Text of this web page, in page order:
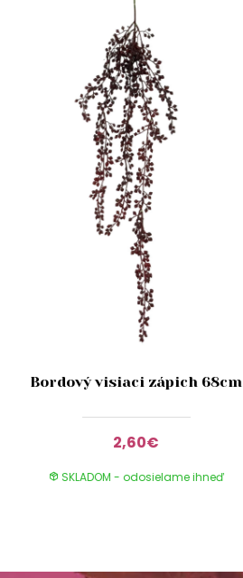
Bordový visiaci zápich 68cm
2,60€
SKLADOM - odosielame ihneď